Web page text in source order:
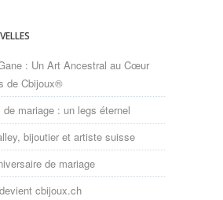
: Un Art Ancestral au Cœur
de Cbijoux®
mariage : un legs éternel
bijoutier et artiste suisse
de mariage
cbijoux.ch